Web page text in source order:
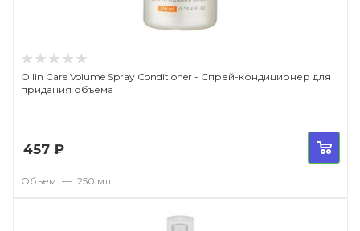
Ollin Care Volume Spray Conditioner - Спрей-кондиционер для
придания объема
457 ₽
Объем — 250 мл